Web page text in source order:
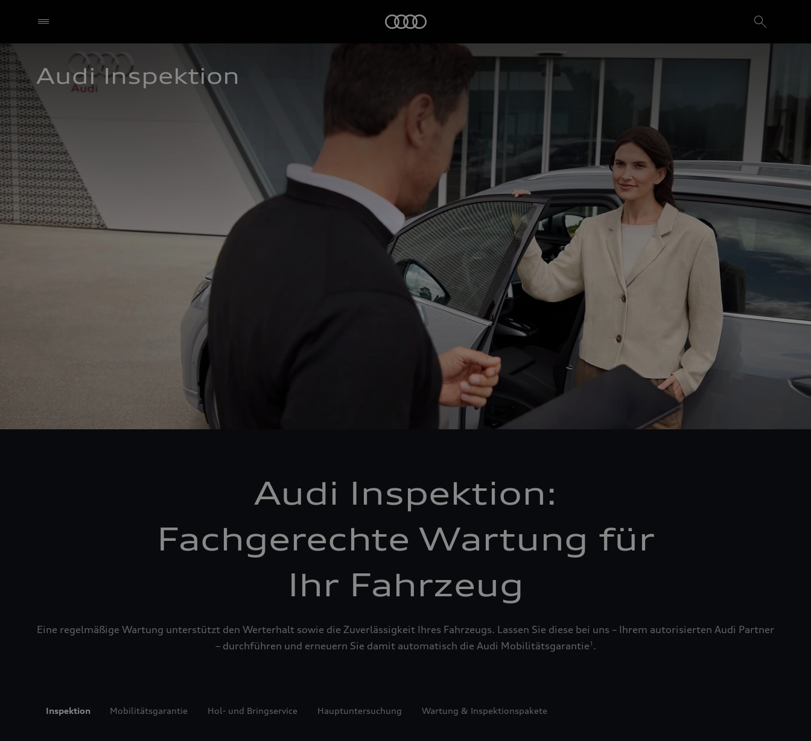
Audi Inspektion
Audi Inspektion:
Fachgerechte Wartung für
Ihr Fahrzeug
Eine regelmäßige Wartung unterstützt den Werterhalt sowie die Zuverlässigkeit Ihres Fahrzeugs. Lassen Sie diese bei uns – Ihrem autorisierten Audi Partner
– durchführen und erneuern Sie damit automatisch die Audi Mobilitätsgarantie1 .
Inspektion Mobilitätsgarantie Hol- und Bringservice Hauptuntersuchung Wartung & Inspektionspakete